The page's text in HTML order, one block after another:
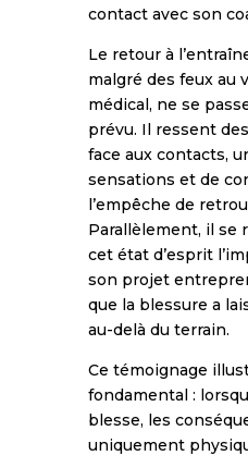
contact avec son
Le retour à
malgré des feux au
médical, ne se
prévu. Il ressent
face aux contacts,
sensations et de
l’empêche de
Parallèlement, il se
cet état d’esprit
son projet
que la blessure a
au-delà du terrain.
Ce témoignage
fondamental :
blesse, les
uniquement